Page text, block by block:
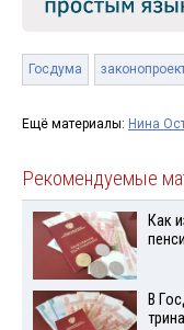
Госдума
Ещё материалы: Нина
Рекомендуемые
Как
В